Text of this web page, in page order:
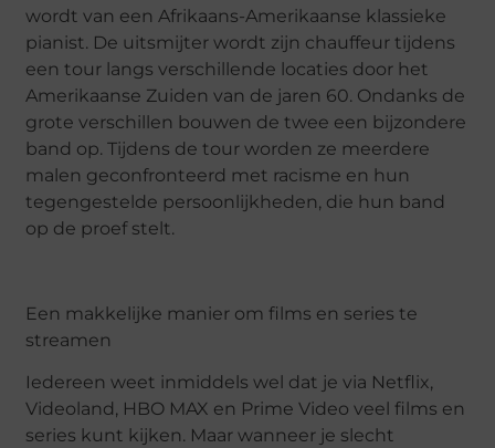
wordt van een Afrikaans-Amerikaanse klassieke
pianist. De uitsmijter wordt zijn chauffeur tijdens
een tour langs verschillende locaties door het
Amerikaanse Zuiden van de jaren 60. Ondanks de
grote verschillen bouwen de twee een bijzondere
band op. Tijdens de tour worden ze meerdere
malen geconfronteerd met racisme en hun
tegengestelde persoonlijkheden, die hun band
op de proef stelt.
Een makkelijke manier om films en series te
streamen
Iedereen weet inmiddels wel dat je via Netflix,
Videoland, HBO MAX en Prime Video veel films en
series kunt kijken. Maar wanneer je slecht